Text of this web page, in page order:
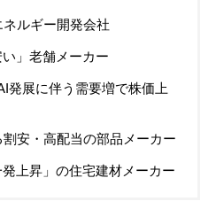
ルギー開発会社
い」老舗メーカー
展に伴う需要増で株価上
安・高配当の部品メーカー
発上昇」の住宅建材メーカー